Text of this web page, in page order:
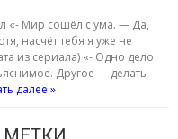
«- Мир сошёл с ума. — Да,
насчёт тебя я уже не
из сериала) «- Одно дело
Другое — делать
далее »